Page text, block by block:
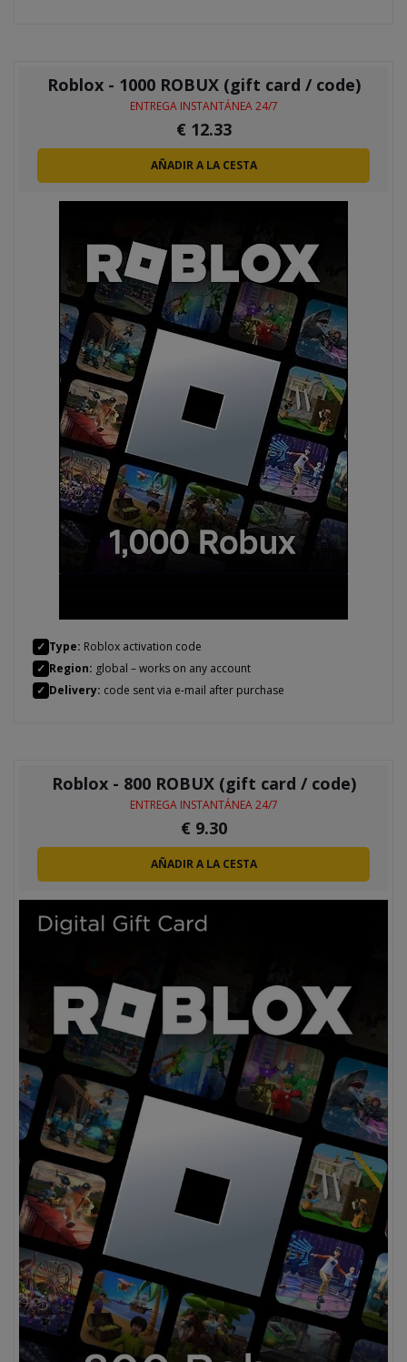
Roblox - 1000 ROBUX (gift card / code)
ENTREGA INSTANTÁNEA 24/7
€ 12.33
AÑADIR A LA CESTA
✓ Type: Roblox activation code
✓ Region: global – works on any account
✓ Delivery: code sent via e-mail after purchase
Roblox - 800 ROBUX (gift card / code)
ENTREGA INSTANTÁNEA 24/7
€ 9.30
AÑADIR A LA CESTA